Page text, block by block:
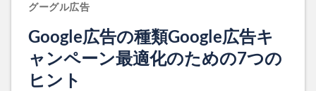
グーグル広告
Google広告の種類Google広告キ
ャンペーン最適化のための7つの
ヒント